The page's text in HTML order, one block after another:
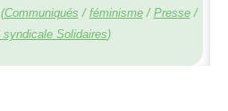
(Communiqués / féminisme/ Presse/
syndicale Solidaires)